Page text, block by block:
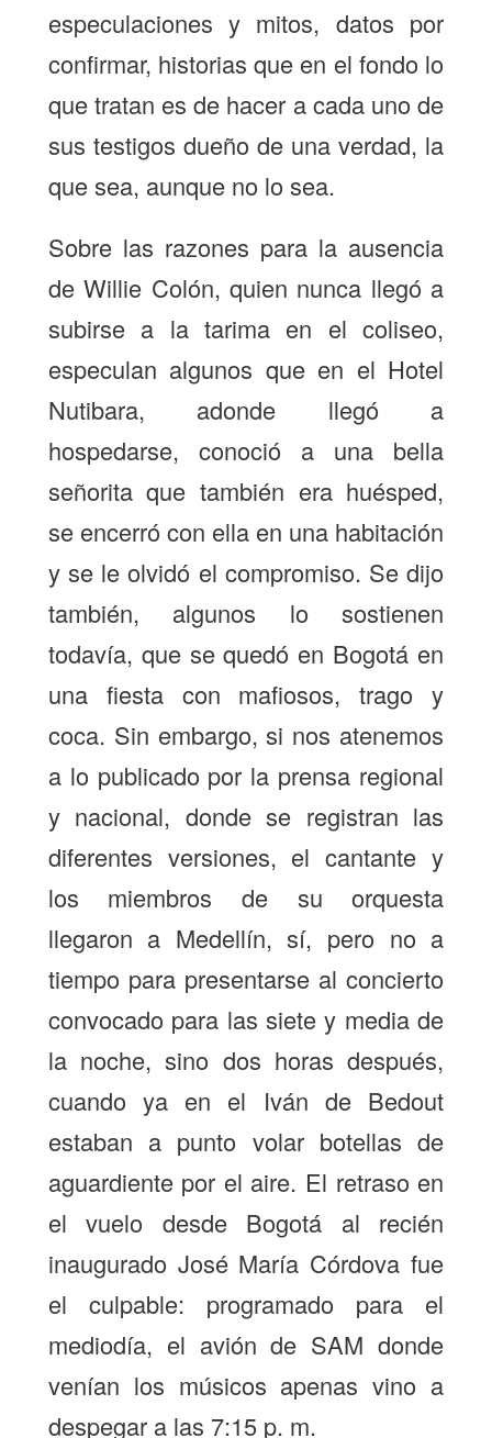
especulaciones y mitos, datos por
confirmar, historias que en el fondo lo
que tratan es de hacer a cada uno de
sus testigos dueño de una verdad, la
que sea, aunque no lo sea.
Sobre las razones para la ausencia
de Willie Colón, quien nunca llegó a
subirse a la tarima en el coliseo,
especulan algunos que en el Hotel
Nutibara, adonde llegó a
hospedarse, conoció a una bella
señorita que también era huésped,
se encerró con ella en una habitación
y se le olvidó el compromiso. Se dijo
también, algunos lo sostienen
todavía, que se quedó en Bogotá en
una fiesta con mafiosos, trago y
coca. Sin embargo, si nos atenemos
a lo publicado por la prensa regional
y nacional, donde se registran las
diferentes versiones, el cantante y
los miembros de su orquesta
llegaron a Medellín, sí, pero no a
tiempo para presentarse al concierto
convocado para las siete y media de
la noche, sino dos horas después,
cuando ya en el Iván de Bedout
estaban a punto volar botellas de
aguardiente por el aire. El retraso en
el vuelo desde Bogotá al recién
inaugurado José María Córdova fue
el culpable: programado para el
mediodía, el avión de SAM donde
venían los músicos apenas vino a
despegar a las 7:15 p. m.